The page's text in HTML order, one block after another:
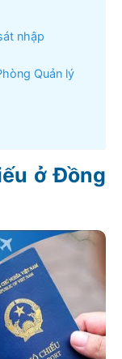
nhập
Quản lý
ở Đồng